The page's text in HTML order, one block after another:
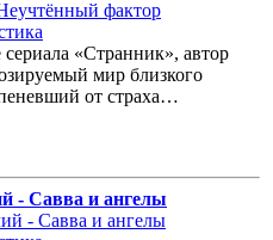
«Странник», автор
мир близкого
от страха…
- Савва и ангелы